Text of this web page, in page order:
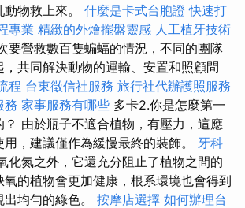
物救上來。 什麼是卡式台胞證 快速打
專業 精緻的外燴擺盤靈感 人工植牙技術
要營救數百隻蝙蝠的情況，不同的團隊
，共同解決動物的運輸、安置和照顧問
程 台東徵信社服務 旅行社代辦護照服務
務 家事服務有哪些 多卡2.你是怎麼第一
？ 由於瓶子不適合植物，有壓力，這應
，建議僅作為緩慢最終的裝飾。 牙科
化氮之外，它還充分阻止了植物之間的
的植物會更加健康，根系環境也會得到
均勻的綠色。 按摩店選擇 如何辦理台